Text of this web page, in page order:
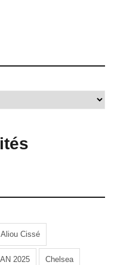
Aliou Cissé
2025 Chelsea